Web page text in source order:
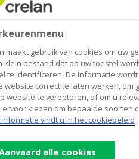
écht het
is sowieso een
de zomermaanden
Wat neem
maakt gebruik van cookies om uw
klein bestand dat op uw toestel
te identificeren. De informatie
website correct te laten werken,
website te verbeteren, of om u
ervoor kiezen om bepaalde soorten
vindt u in het cookiebeleid
alle cookies